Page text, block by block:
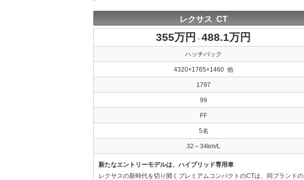
レクサス CT
355万円 ～488.1万円
ハッチバック
4320×1765×1460 他
1797
99
FF
5名
32～34km/L
新たなエントリーモデルは、ハイブリッド専用車
レクサスの新時代を切り開くプレミアムコンパクトのCTは、同ブランドの